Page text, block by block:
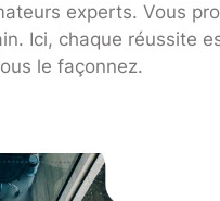
experts. Vous
Ici, chaque réussite
le façonnez.